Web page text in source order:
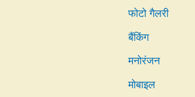
फोटो गैलरी
बैंकिंग
मनोरंजन
मोबाइल